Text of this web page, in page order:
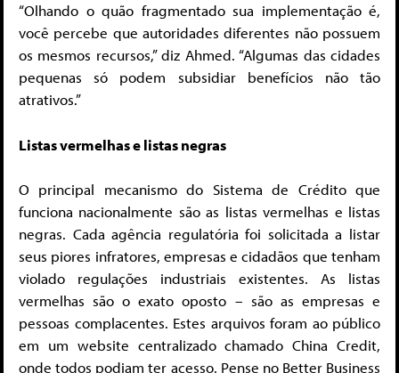
“Olhando o quão fragmentado sua implementação é,
você percebe que autoridades diferentes não possuem
os mesmos recursos,” diz Ahmed. “Algumas das cidades
pequenas só podem subsidiar benefícios não tão
atrativos.”
Listas vermelhas e listas negras
O principal mecanismo do Sistema de Crédito que
funciona nacionalmente são as listas vermelhas e listas
negras. Cada agência regulatória foi solicitada a listar
seus piores infratores, empresas e cidadãos que tenham
violado regulações industriais existentes. As listas
vermelhas são o exato oposto – são as empresas e
pessoas complacentes. Estes arquivos foram ao público
em um website centralizado chamado China Credit,
onde todos podiam ter acesso. Pense no Better Business